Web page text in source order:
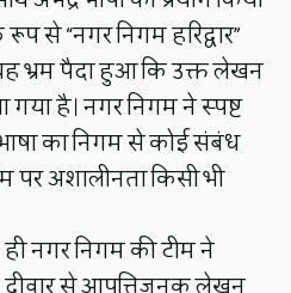
से “नगर निगम हरिद्वार”
भ्रम पैदा हुआ कि उक्त लेखन
है। नगर निगम ने स्पष्ट
का निगम से कोई संबंध
अशालीनता किसी भी
नगर निगम की टीम ने